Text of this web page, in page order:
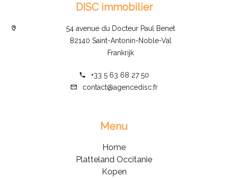
DISC immobilier
54 avenue du Docteur Paul Benet
82140 Saint-Antonin-Noble-Val
Frankrijk
+33 5 63 68 27 50
contact@agencedisc.fr
Menu
Home
Platteland Occitanie
Kopen